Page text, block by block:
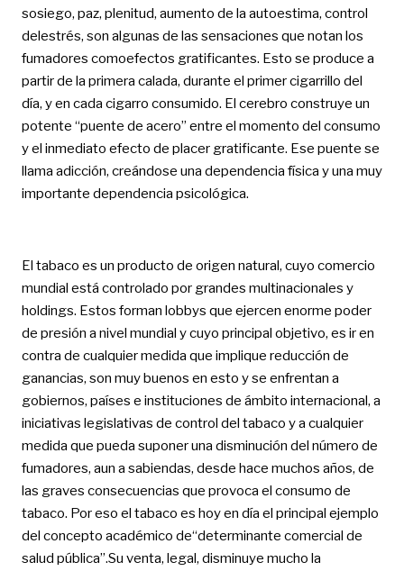
sosiego, paz, plenitud, aumento de la autoestima, control
delestrés, son algunas de las sensaciones que notan los
fumadores comoefectos gratificantes. Esto se produce a
partir de la primera calada, durante el primer cigarrillo del
día, y en cada cigarro consumido. El cerebro construye un
potente “puente de acero” entre el momento del consumo
y el inmediato efecto de placer gratificante. Ese puente se
llama adicción, creándose una dependencia física y una muy
importante dependencia psicológica.
El tabaco es un producto de origen natural, cuyo comercio
mundial está controlado por grandes multinacionales y
holdings. Estos forman lobbys que ejercen enorme poder
de presión a nivel mundial y cuyo principal objetivo, es ir en
contra de cualquier medida que implique reducción de
ganancias, son muy buenos en esto y se enfrentan a
gobiernos, países e instituciones de ámbito internacional, a
iniciativas legislativas de control del tabaco y a cualquier
medida que pueda suponer una disminución del número de
fumadores, aun a sabiendas, desde hace muchos años, de
las graves consecuencias que provoca el consumo de
tabaco. Por eso el tabaco es hoy en día el principal ejemplo
del concepto académico de“determinante comercial de
salud pública”.Su venta, legal, disminuye mucho la